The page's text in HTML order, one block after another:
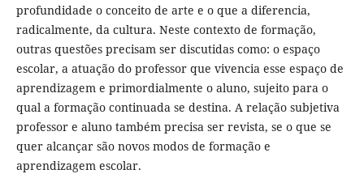
profundidade o conceito de arte e o que a diferencia,
radicalmente, da cultura. Neste contexto de formação,
outras questões precisam ser discutidas como: o espaço
escolar, a atuação do professor que vivencia esse espaço de
aprendizagem e primordialmente o aluno, sujeito para o
qual a formação continuada se destina. A relação subjetiva
professor e aluno também precisa ser revista, se o que se
quer alcançar são novos modos de formação e
aprendizagem escolar.